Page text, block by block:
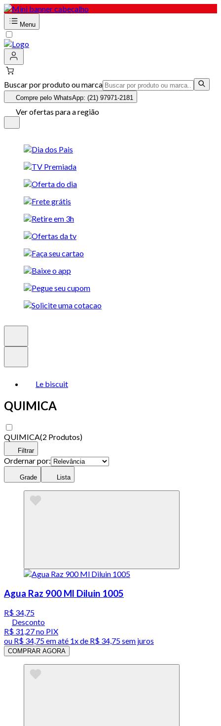
Menu
Buscar por produto ou marca
Compre pelo WhatsApp: (21) 97971-2181
Ver ofertas para a região
Le biscuit
QUIMICA
QUIMICA(2 Produtos)
Filtrar
Ordernar por:
Grade Lista
Agua Raz 900 Ml Diluin 1005
R$ 34,75
Desconto
R$ 31,27no PIX
ou R$ 34,75em até 1x de R$ 34,75sem juros
COMPRAR AGORA